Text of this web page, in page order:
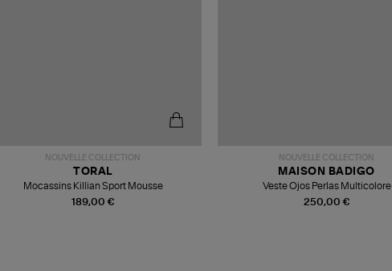
NOUVELLE COLLECTION
189,00 €
TORAL
Mocassins Killian Sport Mousse
NOUVELLE COLLECTION
250,00 €
MAISON BADIGO
Veste Ojos Perlas Multicolore